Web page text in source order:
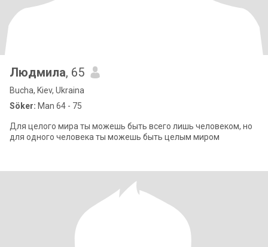
Людмила, 65
Bucha, Kiev, Ukraina
Söker: Man 64 - 75
Для целого мира ты можешь быть всего лишь человеком, но
для одного человека ты можешь быть целым миром